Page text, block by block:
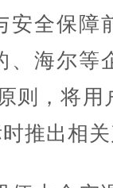
安全保障
、海尔等
则，将用
推出相